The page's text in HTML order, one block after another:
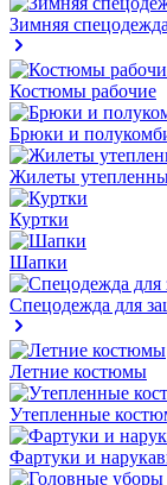
Зимняя спецодежда
Костюмы рабочие
Брюки и
Жилеты
Куртки
Шапки
Спецодежда для
Летние костюмы
Утепленные
Фартуки и